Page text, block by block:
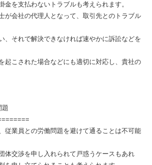
金を支払わないトラブルも考えられます。
が会社の代理人となって、取引先とのトラブル
、それで解決できなければ速やかに訴訟などを
起こされた場合などにも適切に対応し、貴社の
題
従業員との労働問題を避けて通ることは不可能
体交渉を申し入れられて戸惑うケースもあれ